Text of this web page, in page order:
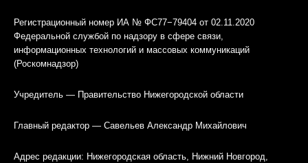
Регистрационный номер ИА № ФС77−79404 от 02.11.2020
Федеральной службой по надзору в сфере связи,
информационных технологий и массовых коммуникаций
(Роскомнадзор)
Учредитель — Правительство Нижегородской области
Главный редактор — Савельев Александр Михайлович
Адрес редакции: Нижегородская область, Нижний Новгород,